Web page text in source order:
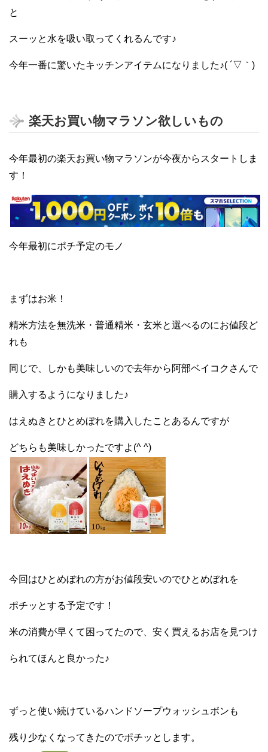
と
スーッと水を吸い取ってくれるんです♪
今年一番に驚いたキッチンアイテムになりました♪( ´▽｀)
楽天お買い物マラソン欲しいもの
今年最初の楽天お買い物マラソンが今夜からスタートしま
す！
今年最初にポチ予定のモノ
まずはお米！
精米方法を無洗米・普通精米・玄米と選べるのにお値段ど
れも
同じで、しかも美味しいので去年から阿部ベイコクさんで
購入するようになりました♪
はえぬきとひとめぼれを購入したことあるんですが
どちらも美味しかったですよ(^ ^)
今回はひとめぼれの方がお値段安いのでひとめぼれを
ポチッとする予定です！
米の消費が早くて困ってたので、安く買えるお店を見つけ
られてほんと良かった♪
ずっと使い続けているハンドソープウォッシュボンも
残り少なくなってきたのでポチッとします。